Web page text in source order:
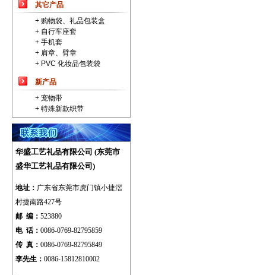
其它产品
+ 购物袋、礼品包装盒
+ 自行车座套
+ 手机套
+ 肩章、臂章
+ PVC 化妆品包装袋
新产品
+ 宠物带
+ 特殊新款织带
华盛工艺礼品有限公司 (东莞市
盛华工艺礼品有限公司)
地址： 广东省东莞市虎门镇小捷滘
村捷南路427号
邮 编： 523880
电 话： 0086-0769-82795859
传 真： 0086-0769-82795849
李先生： 0086-15812810002